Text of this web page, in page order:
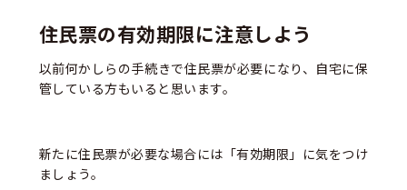
住民票の有効期限に注意しよう
以前何かしらの手続きで住民票が必要になり、自宅に保
管している方もいると思います。
新たに住民票が必要な場合には「有効期限」に気をつけ
ましょう。